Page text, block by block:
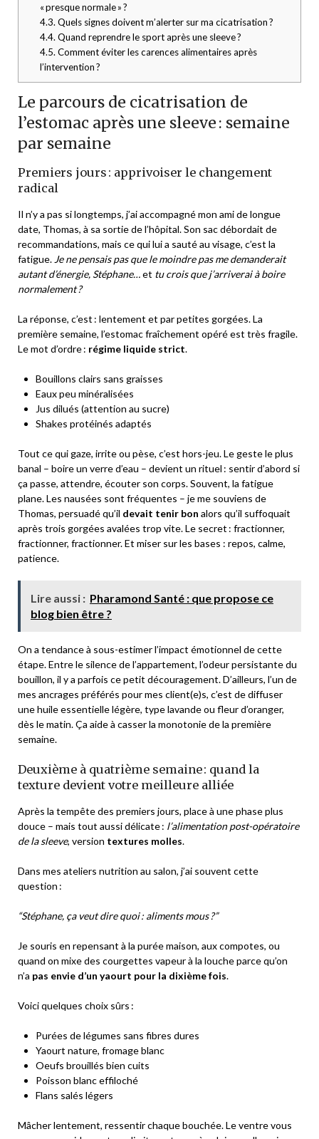
« presque normale » ?
4.3. Quels signes doivent m’alerter sur ma cicatrisation ?
4.4. Quand reprendre le sport après une sleeve ?
4.5. Comment éviter les carences alimentaires après
l’intervention ?
Le parcours de cicatrisation de
l’estomac après une sleeve : semaine
par semaine
Premiers jours : apprivoiser le changement
radical
Il n’y a pas si longtemps, j’ai accompagné mon ami de longue
date, Thomas, à sa sortie de l’hôpital. Son sac débordait de
recommandations, mais ce qui lui a sauté au visage, c’est la
fatigue. Je ne pensais pas que le moindre pas me demanderait
autant d’énergie, Stéphane…et tu crois que j’arriverai à boire
normalement ?
La réponse, c’est : lentement et par petites gorgées. La
première semaine, l’estomac fraîchement opéré est très fragile.
Le mot d’ordre : régime liquide strict.
Bouillons clairs sans graisses
Eaux peu minéralisées
Jus dilués (attention au sucre)
Shakes protéinés adaptés
Tout ce qui gaze, irrite ou pèse, c’est hors-jeu. Le geste le plus
banal – boire un verre d’eau – devient un rituel : sentir d’abord si
ça passe, attendre, écouter son corps. Souvent, la fatigue
plane. Les nausées sont fréquentes – je me souviens de
Thomas, persuadé qu’il devait tenir bon alors qu’il suffoquait
après trois gorgées avalées trop vite. Le secret : fractionner,
fractionner, fractionner. Et miser sur les bases : repos, calme,
patience.
Lire aussi : Pharamond Santé : que propose ce
blog bien être ?
On a tendance à sous-estimer l’impact émotionnel de cette
étape. Entre le silence de l’appartement, l’odeur persistante du
bouillon, il y a parfois ce petit découragement. D’ailleurs, l’un de
mes ancrages préférés pour mes client(e)s, c’est de diffuser
une huile essentielle légère, type lavande ou fleur d’oranger,
dès le matin. Ça aide à casser la monotonie de la première
semaine.
Deuxième à quatrième semaine : quand la
texture devient votre meilleure alliée
Après la tempête des premiers jours, place à une phase plus
douce – mais tout aussi délicate : l’alimentation post-opératoire
de la sleeve, version textures molles.
Dans mes ateliers nutrition au salon, j’ai souvent cette
question :
“Stéphane, ça veut dire quoi : aliments mous ?”
Je souris en repensant à la purée maison, aux compotes, ou
quand on mixe des courgettes vapeur à la louche parce qu’on
n’a pas envie d’un yaourt pour la dixième fois.
Voici quelques choix sûrs :
Purées de légumes sans fibres dures
Yaourt nature, fromage blanc
Oeufs brouillés bien cuits
Poisson blanc effiloché
Flans salés légers
Mâcher lentement, ressentir chaque bouchée. Le ventre vous